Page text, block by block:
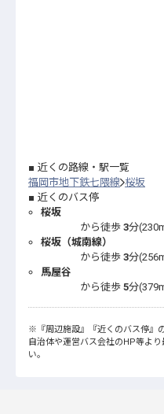
近くの路線・駅一覧
福岡市地下鉄七隈線 桜坂
近くのバス停
桜坂
から徒歩 3分(230
桜坂（城南線）
から徒歩 3分(256
馬屋谷
から徒歩 5分(379
※ 『周辺施設』 『近くのバス停』
自治体や運営バス会社のHP等よ
い。